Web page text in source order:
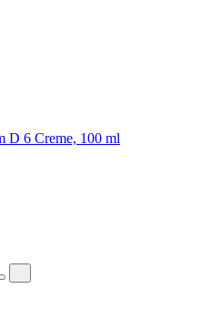
D 6 Creme, 100 ml